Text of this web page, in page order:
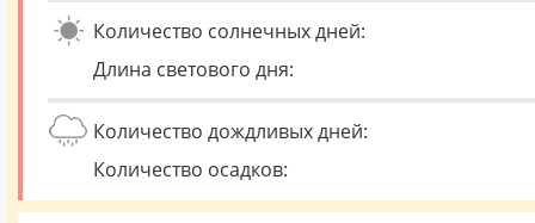
Количество солнечных дней:
Длина светового дня:
Количество дождливых дней:
Количество осадков: